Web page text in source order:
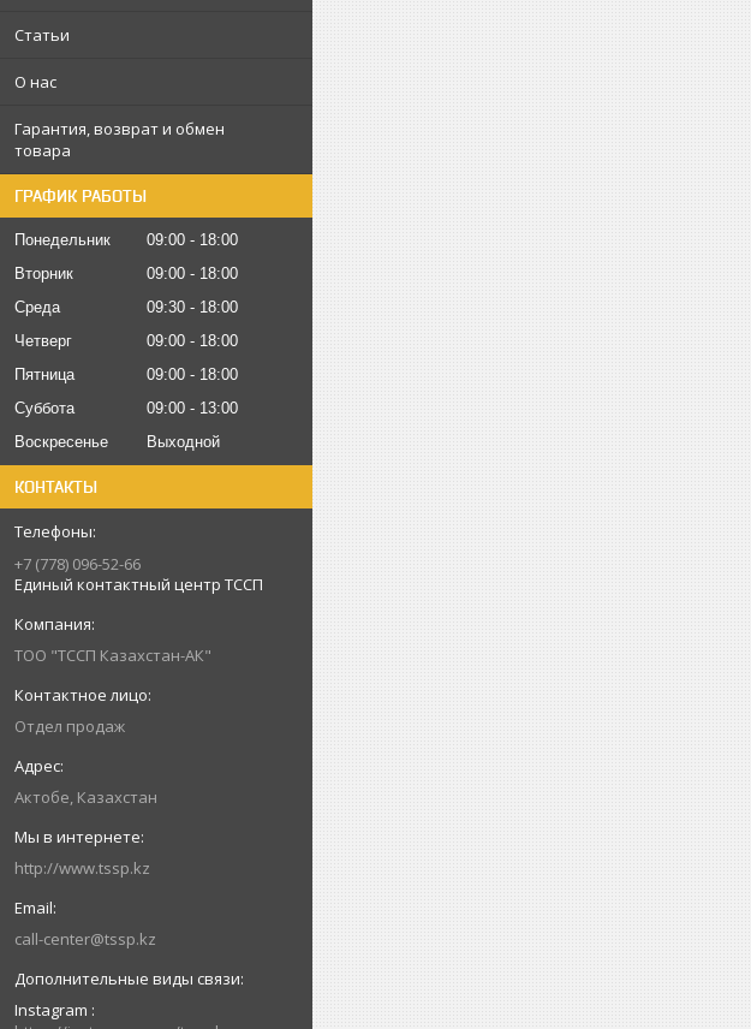
Статьи
О нас
Гарантия, возврат и обмен
товара
ГРАФИК РАБОТЫ
Понедельник 09:00
18:00
Вторник
09:00
18:00
Среда
09:30
18:00
Четверг
09:00
18:00
Пятница
09:00
18:00
Суббота
09:00
13:00
Воскресенье
Выходной
КОНТАКТЫ
+7 (778) 096-52-66
Единый контактный центр ТССП
ТОО "ТССП Казахстан-АК"
Отдел продаж
Актобе, Казахстан
http://www.tssp.kz
call-center@tssp.kz
Instagram